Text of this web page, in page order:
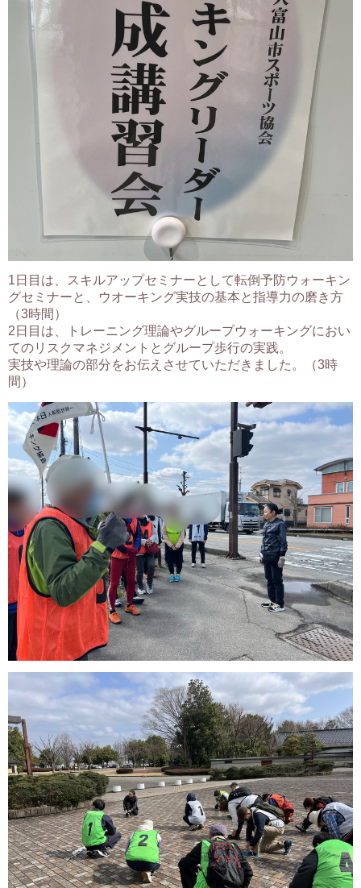
1日目は、スキルアップセミナーとして転倒予防ウォーキン
グセミナーと、ウオーキング実技の基本と指導力の磨き方
（3時間）
2日目は、トレーニング理論やグループウォーキングにおい
てのリスクマネジメントとグループ歩行の実践。
実技や理論の部分をお伝えさせていただきました。（3時
間）